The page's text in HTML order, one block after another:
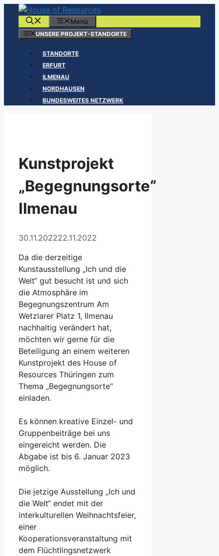
Zum
springen
Menü
UNSERE PROJEKT-STANDORTE
STANDORTE
ERFURT
ILMENAU
NORDHAUSEN
BUNDESWEITES NETZWERK
Kunstprojekt
„Begegnungsorte“
Ilmenau
30.11.202222.11.2022
Da die derzeitige
Kunstausstellung „Ich und die
Welt“ gut besucht ist und sich
die Atmosphäre im
Begegnungszentrum Am
Wetzlarer Platz 1, Ilmenau
nachhaltig verändert hat,
möchten wir gerne für die
Beteiligung an einem weiteren
Kunstprojekt des House of
Resources Thüringen zum
Thema „Begegnungsorte“
einladen.
Es können kreative Einzel- und
Gruppenbeiträge bei uns
eingereicht werden. Die
Abgabe ist bis 6. Januar 2023
möglich.
Die jetzige Ausstellung „Ich und
die Welt“ endet mit der
interkulturellen Weihnachtsfeier,
einer
Kooperationsveranstaltung mit
dem Flüchtlingsnetzwerk